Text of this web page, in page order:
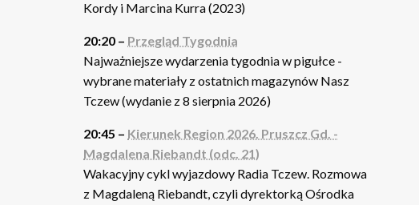
Kordy i Marcina Kurra (2023)
20:20 – Przegląd Tygodnia
Najważniejsze wydarzenia tygodnia w pigułce -
wybrane materiały z ostatnich magazynów Nasz
Tczew (wydanie z 8 sierpnia 2026)
20:45 – Kierunek Region 2026. Pruszcz Gd. -
Magdalena Riebandt (odc. 21)
Wakacyjny cykl wyjazdowy Radia Tczew. Rozmowa
z Magdaleną Riebandt, czyli dyrektorką Ośrodka